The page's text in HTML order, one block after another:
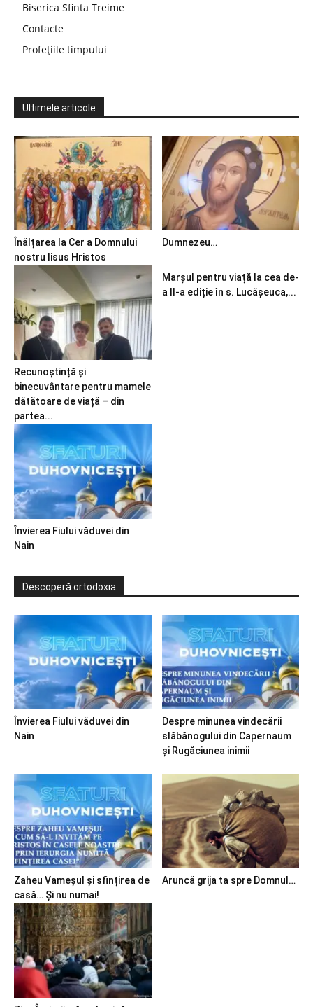
Biserica Sfinta Treime
Contacte
Profețiile timpului
Ultimele articole
Înălțarea la Cer a Domnului
nostru Iisus Hristos
Dumnezeu…
Recunoștință și
binecuvântare pentru mamele
dătătoare de viață – din
partea...
Marșul pentru viață la cea de-
a II-a ediție în s. Lucășeuca,...
Învierea Fiului văduvei din
Nain
Descoperă ortodoxia
Învierea Fiului văduvei din
Nain
Despre minunea vindecării
slăbănogului din Capernaum
și Rugăciunea inimii
Zaheu Vameșul și sfințirea de
casă… Și nu numai!
Aruncă grija ta spre Domnul…